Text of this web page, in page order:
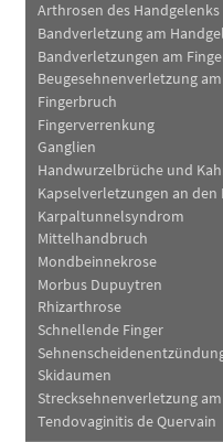
Arthrosen des Handgelenks
Bandverletzung am
Bandverletzungen am
Beugesehnenverletzung
Fingerbruch
Fingerverrenkung
Ganglien
Handwurzelbrüche und
Kapselverletzungen an den
Karpaltunnelsyndrom
Mittelhandbruch
Mondbeinnekrose
Morbus Dupuytren
Rhizarthrose
Schnellende Finger
Skidaumen
Strecksehnenverletzung
Tendovaginitis de Quervain